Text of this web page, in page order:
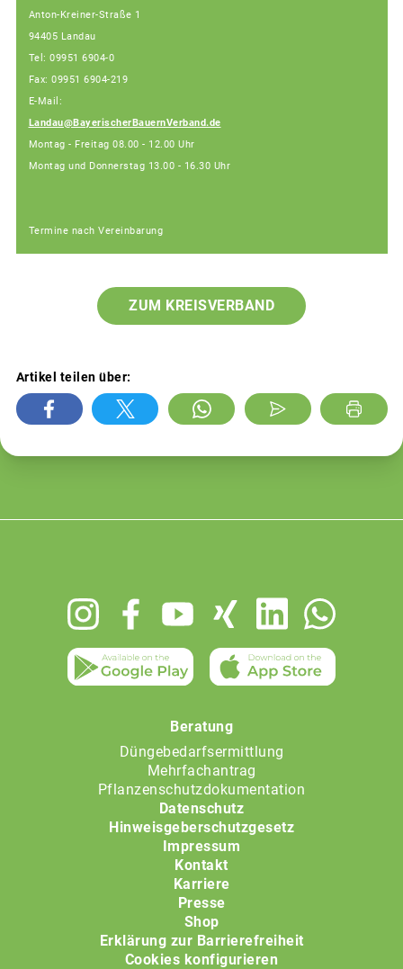
Anton-Kreiner-Straße 1
94405 Landau
Tel: 09951 6904-0
Fax: 09951 6904-219
E-Mail:
Landau@BayerischerBauernVerband.de
Montag - Freitag 08.00 - 12.00 Uhr
Montag und Donnerstag 13.00 - 16.30 Uhr
Termine nach Vereinbarung
ZUM KREISVERBAND
Artikel teilen über:
Beratung
Düngebedarfsermittlung
Mehrfachantrag
Pflanzenschutzdokumentation
Datenschutz
Hinweisgeberschutzgesetz
Impressum
Kontakt
Karriere
Presse
Shop
Erklärung zur Barrierefreiheit
Cookies konfigurieren